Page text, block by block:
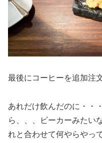
最後にコーヒーを追加注文
あれだけ飲んだのに・・
ら、、、ビーカーみたい
れと合わせて何やらやっ